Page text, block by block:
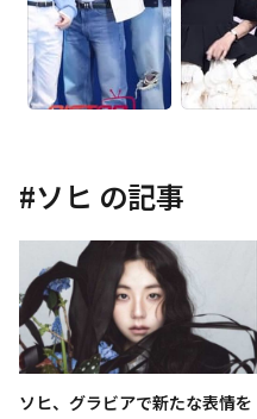
#ソヒ の記事
ソヒ、グラビアで新たな表情を